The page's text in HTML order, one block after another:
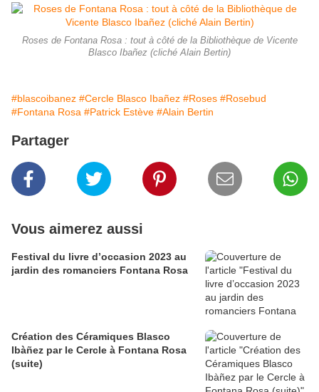
Roses de Fontana Rosa : tout à côté de la Bibliothèque de Vicente
Blasco Ibañez (cliché Alain Bertin)
#blascoibanez #Cercle Blasco Ibañez #Roses #Rosebud
#Fontana Rosa #Patrick Estève #Alain Bertin
Partager
Vous aimerez aussi
Festival du livre d’occasion 2023 au
jardin des romanciers Fontana Rosa
Création des Céramiques Blasco
Ibàñez par le Cercle à Fontana Rosa
(suite)